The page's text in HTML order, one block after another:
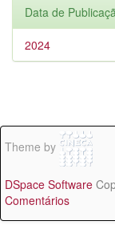
Data de
2024
Theme by
DSpace Software
Comentários